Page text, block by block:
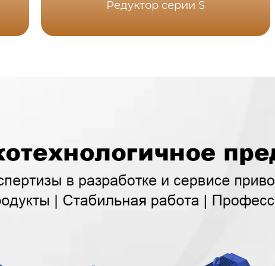
Редуктор серии S